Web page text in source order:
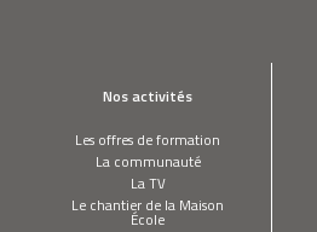
Nos activités
Les offres de formation
La communauté
La TV
Le chantier de la Maison
École